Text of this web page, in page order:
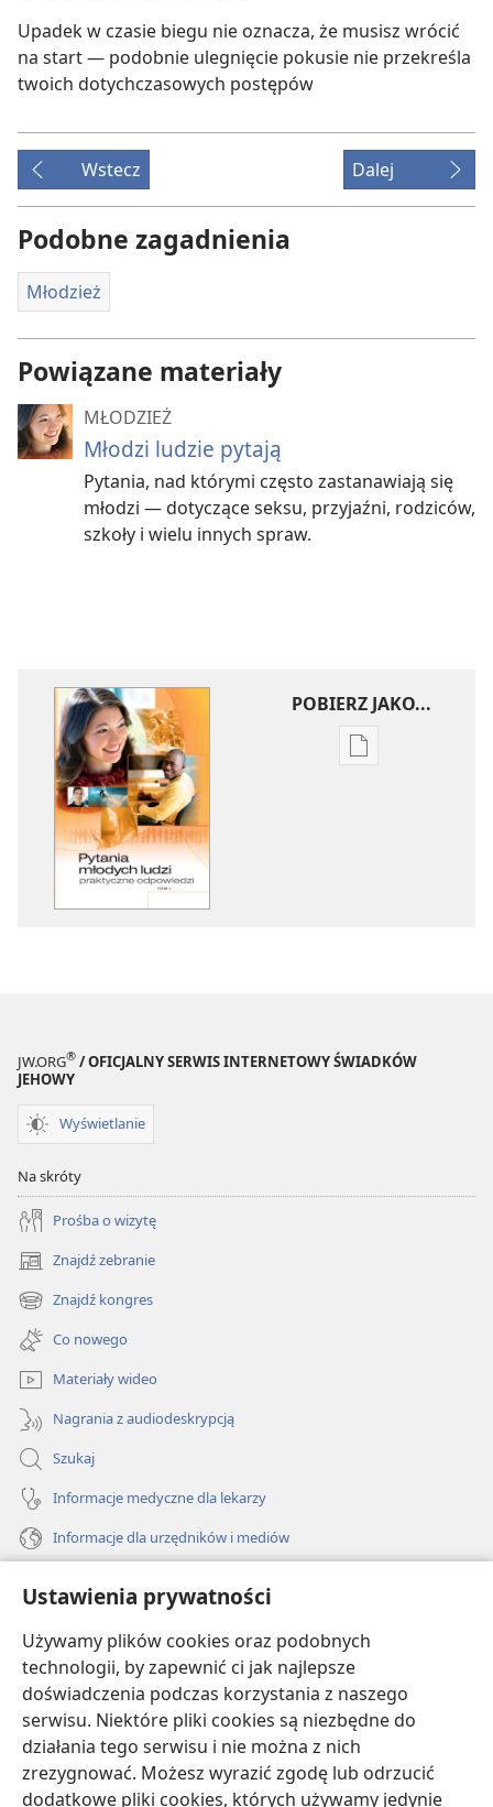
Ustawienia prywatności
Używamy plików cookies oraz podobnych
technologii, by zapewnić ci jak najlepsze
doświadczenia podczas korzystania z naszego
serwisu. Niektóre pliki cookies są niezbędne do
działania tego serwisu i nie można z nich
zrezygnować. Możesz wyrazić zgodę lub odrzucić
dodatkowe pliki cookies, których używamy jedynie
Upadek w czasie biegu nie oznacza, że musisz wrócić
na start — podobnie ulegnięcie pokusie nie przekreśla
twoich dotychczasowych postępów
Wstecz Dalej
Podobne zagadnienia
Młodzież
Powiązane materiały
MŁODZIEŻ
Młodzi ludzie pytają
Pytania, nad którymi często zastanawiają się
młodzi — dotyczące seksu, przyjaźni, rodziców,
szkoły i wielu innych spraw.
POBIERZ JAKO...
Ustawienia
JW.ORG® / OFICJALNY SERWIS INTERNETOWY ŚWIADKÓW
JEHOWY
Wyświetlanie
Na skróty
Prośba o wizytę
Znajdź zebranie
(opens
new
window)
Znajdź kongres
(opens
new
window)
Co nowego
Materiały wideo
Nagrania z audiodeskrypcją
Szukaj
Informacje medyczne dla lekarzy
Informacje dla urzędników i mediów
Darowizny
(opens
new
window)BIBLIOTEKA INTERNETOWA Strażnicy
(opens
new
window)JW Hub
(opens
new
window)JW Library